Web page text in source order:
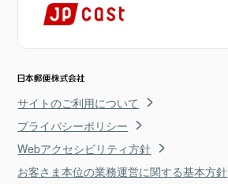
サイトのご利用について
プライバシーポリシー
Webアクセシビリティ方針
お客さま本位の業務運営に関する基本方針